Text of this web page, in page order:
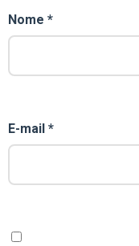
Nome *
E-mail *